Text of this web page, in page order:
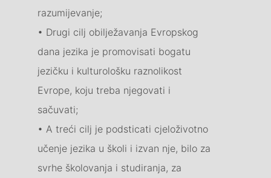
razumijevanje;
• Drugi cilj obilježavanja Evropskog
dana jezika je promovisati bogatu
jezičku i kulturološku raznolikost
Evrope, koju treba njegovati i
sačuvati;
• A treći cilj je podsticati cjeloživotno
učenje jezika u školi i izvan nje, bilo za
svrhe školovanja i studiranja, za